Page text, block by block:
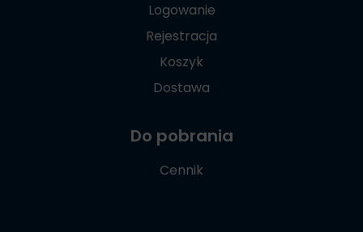
Logowanie
Rejestracja
Koszyk
Dostawa
Do pobrania
Cennik